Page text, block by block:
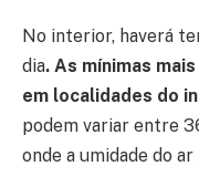
No interior, haverá
dia. As mínimas mais
em localidades do
podem variar entre
onde a umidade do